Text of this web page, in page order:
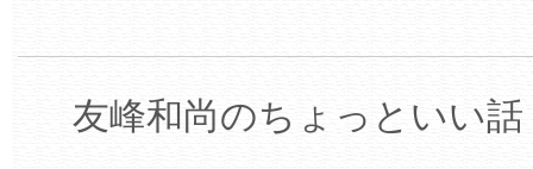
友峰和尚のちょっといい